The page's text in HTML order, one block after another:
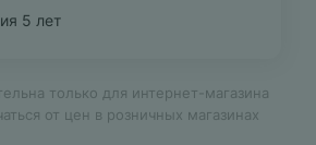
5 лет
только для интернет-магазина
от цен в розничных магазинах